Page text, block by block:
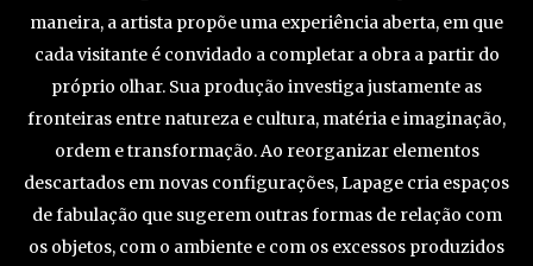
maneira, a artista propõe uma experiência aberta, em que
cada visitante é convidado a completar a obra a partir do
próprio olhar. Sua produção investiga justamente as
fronteiras entre natureza e cultura, matéria e imaginação,
ordem e transformação. Ao reorganizar elementos
descartados em novas configurações, Lapage cria espaços
de fabulação que sugerem outras formas de relação com
os objetos, com o ambiente e com os excessos produzidos